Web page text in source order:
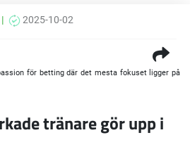
2025-10-02
för betting där det mesta fokuset ligger på
tränare gör upp i